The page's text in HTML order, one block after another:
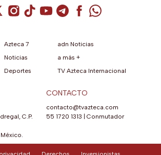
Cuenta de X / Twitter (se abre en una
Cuenta de Instagram (se abre en una
Cuenta de TikTok (se abre en
Cuenta de YouTube (se abre
Cuenta de Telegram (se
Cuenta de
Cuenta de
Azteca 7
Noticias
Deportes
adn Noticias
a más +
TV Azteca Internacional
C.P.
CONTACTO
contacto@tvazteca.com
55 1720 1313 | Conmutador